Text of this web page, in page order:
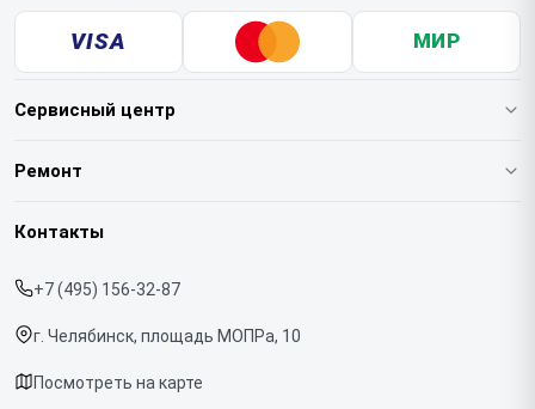
VISA МИР
Сервисный центр
О нашем сервисе
Срочный ремонт
Доставка и способы оплаты
Диагностика
Ремонт
Варочных панелей
Контакты
+7 (495) 156-32-87
г. Челябинск, площадь МОПРа, 10
Посмотреть на карте